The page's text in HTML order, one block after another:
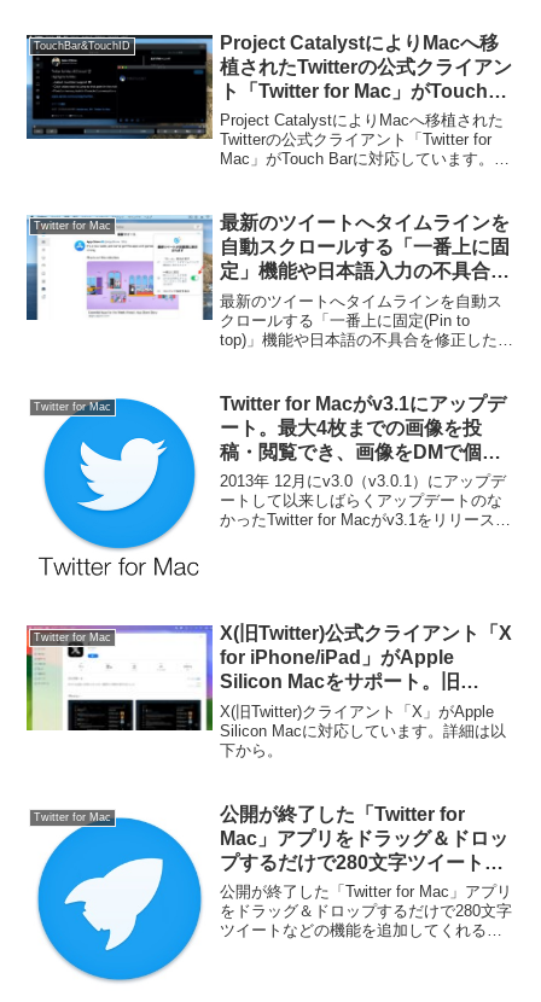
TouchBar&TouchID
Project CatalystによりMacへ移
植されたTwitterの公式クライアン
ト「Twitter for Mac」がTouch
Barに対応。
Project CatalystによりMacへ移植された
Twitterの公式クライアント「Twitter for
Mac」がTouch Barに対応しています。詳
Twitter for Mac
最新のツイートへタイムラインを
自動スクロールする「一番上に固
定」機能や日本語入力の不具合を
修正した「Twitter for Mac
v8.17」がリリース。
最新のツイートへタイムラインを自動ス
クロールする「一番上に固定(Pin to
top)」機能や日本語の不具合を修正した
ら。
Twitter for Mac
Twitter for Macがv3.1にアップデ
ート。最大4枚までの画像を投
稿・閲覧でき、画像をDMで個人
的に共有可能に。
2013年 12月にv3.0（v3.0.1）にアップデ
ートして以来しばらくアップデートのな
かったTwitter for Macがv3.1をリリースし
Twitter for Mac
X(旧Twitter)公式クライアント「X
for iPhone/iPad」がApple
Silicon Macをサポート。旧
「Twitter for Mac」アプリは配信
が終了。
X(旧Twitter)クライアント「X」がApple
Silicon Macに対応しています。詳細は以
下から。
Twitter for Mac
公開が終了した「Twitter for
Mac」アプリをドラッグ＆ドロッ
プするだけで280文字ツイートな
どの機能を追加してくれる
「LauncherX」が公開。
公開が終了した「Twitter for Mac」アプリ
をドラッグ＆ドロップするだけで280文字
ツイートなどの機能を追加してくれる